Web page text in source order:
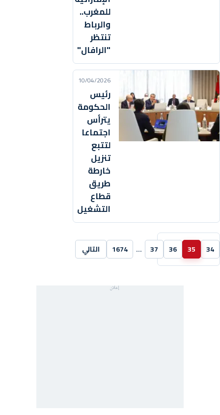
للمغرب..
والرباط
تنتظر
"الرافال"
10/04/2026
رئيس
الحكومة
يترأس
اجتماعا
لتتبع
تنزيل
خارطة
طريق
قطاع
التشغيل
34
35
36
37
…
1674 التالي